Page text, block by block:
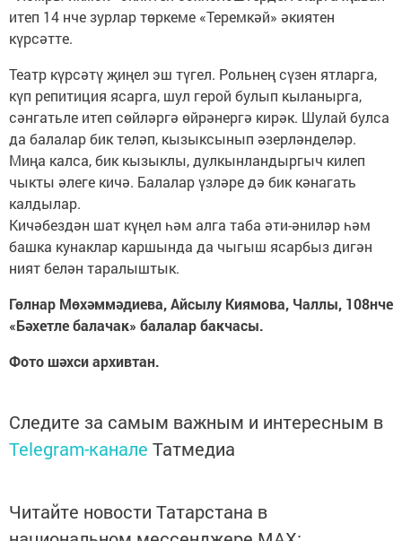
итеп 14 нче зурлар төркеме «Теремкәй» әкиятен
күрсәтте.
Театр күрсәтү җиңел эш түгел. Рольнең сүзен ятларга,
күп репитиция ясарга, шул герой булып кыланырга,
сәнгатьле итеп сөйләргә өйрәнергә кирәк. Шулай булса
да балалар бик теләп, кызыксынып әзерләнделәр.
Миңа калса, бик кызыклы, дулкынландыргыч килеп
чыкты әлеге кичә. Балалар үзләре дә бик кәнагать
калдылар.
Кичәбездән шат күңел һәм алга таба әти-әниләр һәм
башка кунаклар каршында да чыгыш ясарбыз дигән
ният белән таралыштык.
Гөлнар Мөхәммәдиева, Айсылу Киямова, Чаллы, 108нче
«Бәхетле балачак» балалар бакчасы.
Фото шәхси архивтан.
Следите за самым важным и интересным в
Telegram-канале Татмедиа
Читайте новости Татарстана в